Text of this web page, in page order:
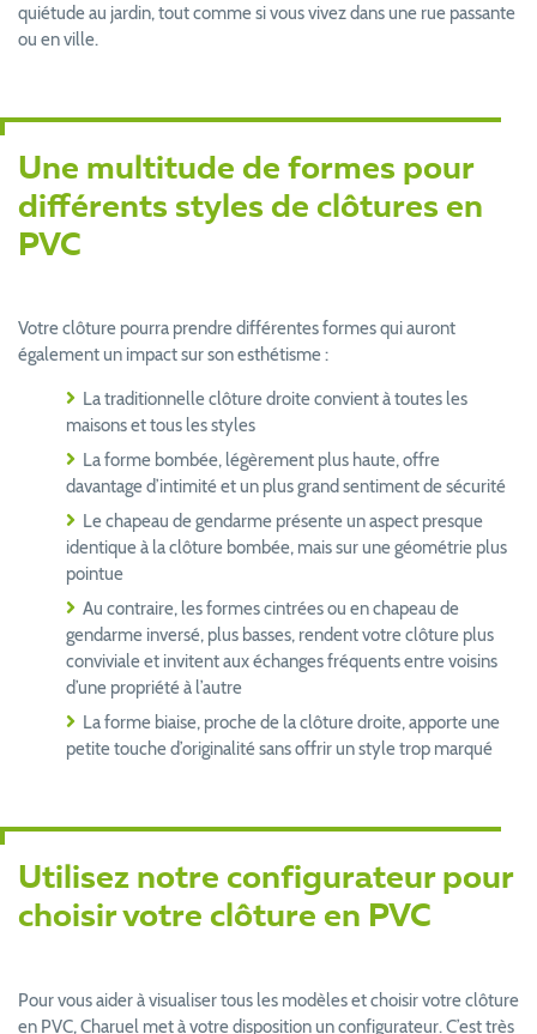
quiétude au jardin, tout comme si vous vivez dans une rue passante
ou en ville.
Une multitude de formes pour
différents styles de clôtures en
PVC
Votre clôture pourra prendre différentes formes qui auront
également un impact sur son esthétisme :
La traditionnelle clôture droite convient à toutes les
maisons et tous les styles
La forme bombée, légèrement plus haute, offre
davantage d’intimité et un plus grand sentiment de sécurité
Le chapeau de gendarme présente un aspect presque
identique à la clôture bombée, mais sur une géométrie plus
pointue
Au contraire, les formes cintrées ou en chapeau de
gendarme inversé, plus basses, rendent votre clôture plus
conviviale et invitent aux échanges fréquents entre voisins
d’une propriété à l’autre
La forme biaise, proche de la clôture droite, apporte une
petite touche d’originalité sans offrir un style trop marqué
Utilisez notre configurateur pour
choisir votre clôture en PVC
Pour vous aider à visualiser tous les modèles et choisir votre clôture
en PVC, Charuel met à votre disposition un configurateur. C’est très